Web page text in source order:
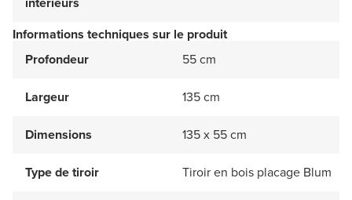
Informations techniques sur le produit
Profondeur
55 cm
Largeur 135 cm
Dimensions 135 x 55 cm
Type de tiroir Tiroir en bois placage Blum